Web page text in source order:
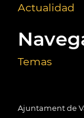
Actualidad
Temas
Ajuntament de